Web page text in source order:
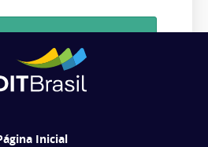
em receber comunicações da ADIT
Inicial